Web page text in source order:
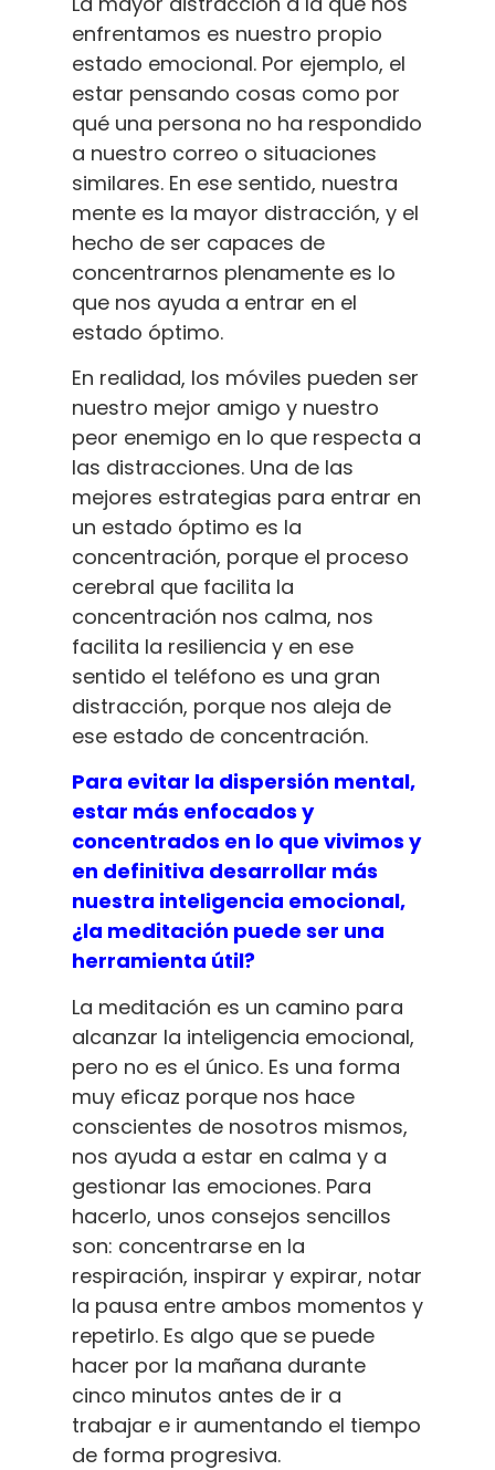
enfrentamos es nuestro propio
estado emocional. Por ejemplo, el
estar pensando cosas como por
qué una persona no ha respondido
a nuestro correo o situaciones
similares. En ese sentido, nuestra
mente es la mayor distracción, y el
hecho de ser capaces de
concentrarnos plenamente es lo
que nos ayuda a entrar en el
estado óptimo.
En realidad, los móviles pueden ser
nuestro mejor amigo y nuestro
peor enemigo en lo que respecta a
las distracciones. Una de las
mejores estrategias para entrar en
un estado óptimo es la
concentración, porque el proceso
cerebral que facilita la
concentración nos calma, nos
facilita la resiliencia y en ese
sentido el teléfono es una gran
distracción, porque nos aleja de
ese estado de concentración.
Para evitar la dispersión mental,
estar más enfocados y
concentrados en lo que vivimos y
en definitiva desarrollar más
nuestra inteligencia emocional,
¿la meditación puede ser una
herramienta útil?
La meditación es un camino para
alcanzar la inteligencia emocional,
pero no es el único. Es una forma
muy eficaz porque nos hace
conscientes de nosotros mismos,
nos ayuda a estar en calma y a
gestionar las emociones. Para
hacerlo, unos consejos sencillos
son: concentrarse en la
respiración, inspirar y expirar, notar
la pausa entre ambos momentos y
repetirlo. Es algo que se puede
hacer por la mañana durante
cinco minutos antes de ir a
trabajar e ir aumentando el tiempo
de forma progresiva.